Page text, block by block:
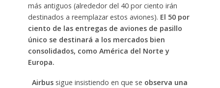
más antiguos (alrededor del 40 por ciento irán
destinados a reemplazar estos aviones). El 50 por
ciento de las entregas de aviones de pasillo
único se destinará a los mercados bien
consolidados, como América del Norte y
Europa.
Airbussigue insistiendo en que se observa una